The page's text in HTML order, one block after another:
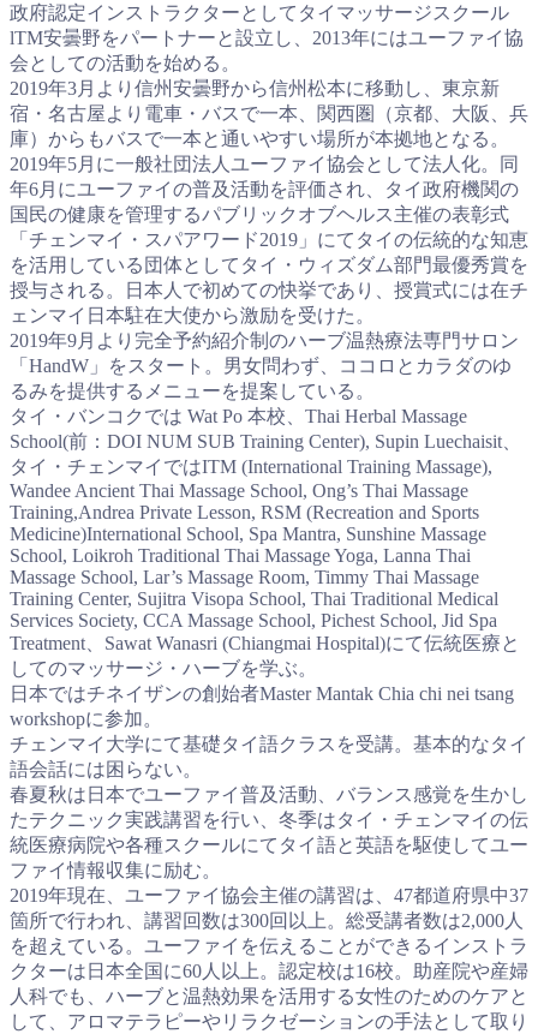
政府認定インストラクターとしてタイマッサージスクール
lTM安曇野をパートナーと設立し、2013年にはユーファイ協
会としての活動を始める。
2019年3月より信州安曇野から信州松本に移動し、東京新
宿・名古屋より電車・バスで一本、関西圏（京都、大阪、兵
庫）からもバスで一本と通いやすい場所が本拠地となる。
2019年5月に一般社団法人ユーファイ協会として法人化。同
年6月にユーファイの普及活動を評価され、タイ政府機関の
国民の健康を管理するパブリックオブヘルス主催の表彰式
「チェンマイ・スパアワード2019」にてタイの伝統的な知恵
を活用している団体としてタイ・ウィズダム部門最優秀賞を
授与される。日本人で初めての快挙であり、授賞式には在チ
ェンマイ日本駐在大使から激励を受けた。
2019年9月より完全予約紹介制のハーブ温熱療法専門サロン
「HandW」をスタート。男女問わず、ココロとカラダのゆ
るみを提供するメニューを提案している。
タイ・バンコクでは Wat Po 本校、Thai Herbal Massage
School(前：DOI NUM SUB Training Center), Supin Luechaisit、
タイ・チェンマイではITM (International Training Massage),
Wandee Ancient Thai Massage School, Ong’s Thai Massage
Training,Andrea Private Lesson, RSM (Recreation and Sports
Medicine)International School, Spa Mantra, Sunshine Massage
School, Loikroh Traditional Thai Massage Yoga, Lanna Thai
Massage School, Lar’s Massage Room, Timmy Thai Massage
Training Center, Sujitra Visopa School, Thai Traditional Medical
Services Society, CCA Massage School, Pichest School, Jid Spa
Treatment、Sawat Wanasri (Chiangmai Hospital)にて伝統医療と
してのマッサージ・ハーブを学ぶ。
日本ではチネイザンの創始者Master Mantak Chia chi nei tsang
workshopに参加。
チェンマイ大学にて基礎タイ語クラスを受講。基本的なタイ
語会話には困らない。
春夏秋は日本でユーファイ普及活動、バランス感覚を生かし
たテクニック実践講習を行い、冬季はタイ・チェンマイの伝
統医療病院や各種スクールにてタイ語と英語を駆使してユー
ファイ情報収集に励む。
2019年現在、ユーファイ協会主催の講習は、47都道府県中37
箇所で行われ、講習回数は300回以上。総受講者数は2,000人
を超えている。ユーファイを伝えることができるインストラ
クターは日本全国に60人以上。認定校は16校。助産院や産婦
人科でも、ハーブと温熱効果を活用する女性のためのケアと
して、アロマテラピーやリラクゼーションの手法として取り